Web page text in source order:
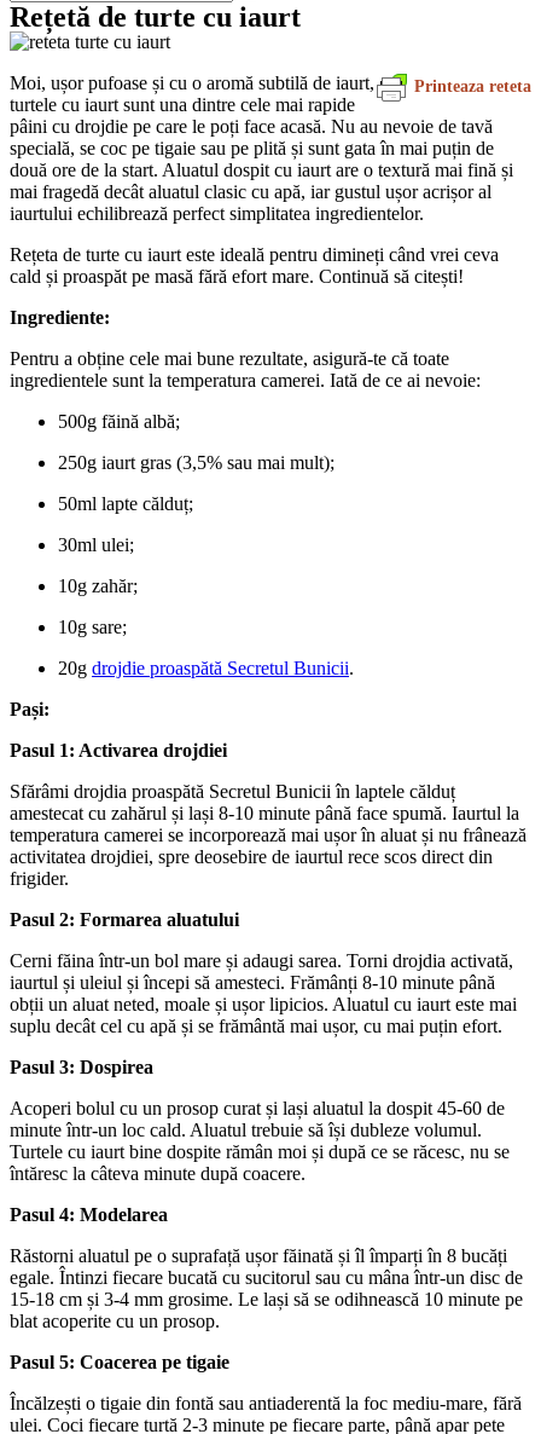
Rețetă de turte cu iaurt
Printeaza reteta
Moi, ușor pufoase și cu o aromă subtilă de iaurt,
turtele cu iaurt sunt una dintre cele mai rapide
pâini cu drojdie pe care le poți face acasă. Nu au nevoie de tavă
specială, se coc pe tigaie sau pe plită și sunt gata în mai puțin de
două ore de la start. Aluatul dospit cu iaurt are o textură mai fină și
mai fragedă decât aluatul clasic cu apă, iar gustul ușor acrișor al
iaurtului echilibrează perfect simplitatea ingredientelor.
Rețeta de turte cu iaurt este ideală pentru dimineți când vrei ceva
cald și proaspăt pe masă fără efort mare. Continuă să citești!
Ingrediente:
Pentru a obține cele mai bune rezultate, asigură-te că toate
ingredientele sunt la temperatura camerei. Iată de ce ai nevoie:
500g făină albă;
250g iaurt gras (3,5% sau mai mult);
50ml lapte călduț;
30ml ulei;
10g zahăr;
10g sare;
20g drojdie proaspătă Secretul Bunicii.
Pași:
Pasul 1: Activarea drojdiei
Sfărâmi drojdia proaspătă Secretul Bunicii în laptele călduț
amestecat cu zahărul și lași 8-10 minute până face spumă. Iaurtul la
temperatura camerei se incorporează mai ușor în aluat și nu frânează
activitatea drojdiei, spre deosebire de iaurtul rece scos direct din
frigider.
Pasul 2: Formarea aluatului
Cerni făina într-un bol mare și adaugi sarea. Torni drojdia activată,
iaurtul și uleiul și începi să amesteci. Frămânți 8-10 minute până
obții un aluat neted, moale și ușor lipicios. Aluatul cu iaurt este mai
suplu decât cel cu apă și se frământă mai ușor, cu mai puțin efort.
Pasul 3: Dospirea
Acoperi bolul cu un prosop curat și lași aluatul la dospit 45-60 de
minute într-un loc cald. Aluatul trebuie să își dubleze volumul.
Turtele cu iaurt bine dospite rămân moi și după ce se răcesc, nu se
întăresc la câteva minute după coacere.
Pasul 4: Modelarea
Răstorni aluatul pe o suprafață ușor făinată și îl împarți în 8 bucăți
egale. Întinzi fiecare bucată cu sucitorul sau cu mâna într-un disc de
15-18 cm și 3-4 mm grosime. Le lași să se odihnească 10 minute pe
blat acoperite cu un prosop.
Pasul 5: Coacerea pe tigaie
Încălzești o tigaie din fontă sau antiaderentă la foc mediu-mare, fără
ulei. Coci fiecare turtă 2-3 minute pe fiecare parte, până apar pete